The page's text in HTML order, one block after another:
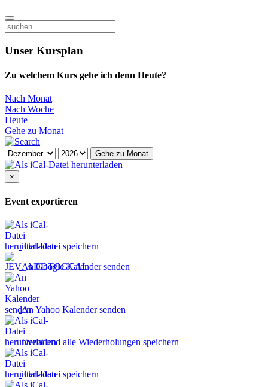
Unser Kursplan
Zu welchem Kurs gehe ich denn Heute?
Nach Monat
Nach Woche
Heute
Gehe zu Monat
Gehe zu Monat
×
Event exportieren
iCal-Datei speichern
An Google Kalender senden
An Yahoo Kalender senden
Event und alle Wiederholungen speichern
iCal-Datei speichern